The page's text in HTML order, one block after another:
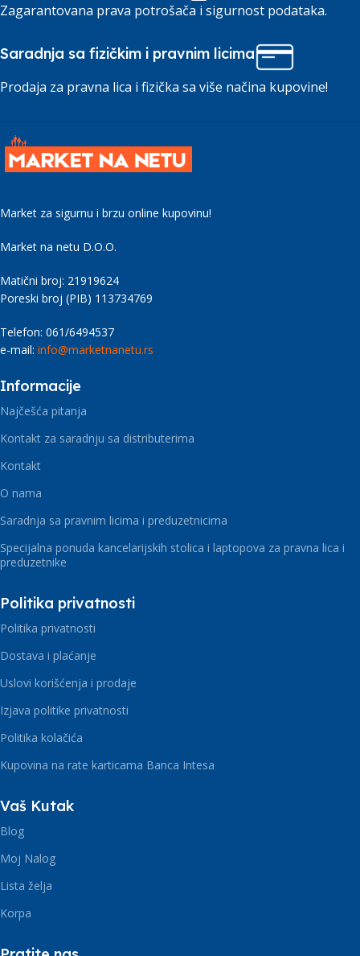
Zagarantovana prava potrošača i sigurnost podataka.
Saradnja sa fizičkim i pravnim licima
Prodaja za pravna lica i fizička sa više načina kupovine!
Market za sigurnu i brzu online kupovinu!
Market na netu D.O.O.
Matični broj: 21919624
Poreski broj (PIB) 113734769
Telefon: 061/6494537
e-mail: info@marketnanetu.rs
Informacije
Najčešća pitanja
Kontakt za saradnju sa distributerima
Kontakt
O nama
Saradnja sa pravnim licima i preduzetnicima
Specijalna ponuda kancelarijskih stolica i laptopova za pravna lica i
preduzetnike
Politika privatnosti
Politika privatnosti
Dostava i plaćanje
Uslovi korišćenja i prodaje
Izjava politike privatnosti
Politika kolačića
Kupovina na rate karticama Banca Intesa
Vaš Kutak
Blog
Moj Nalog
Lista želja
Korpa